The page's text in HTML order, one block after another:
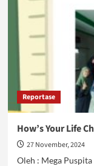
Reportase
How’s Your Life
27 November, 2024
Oleh : Mega